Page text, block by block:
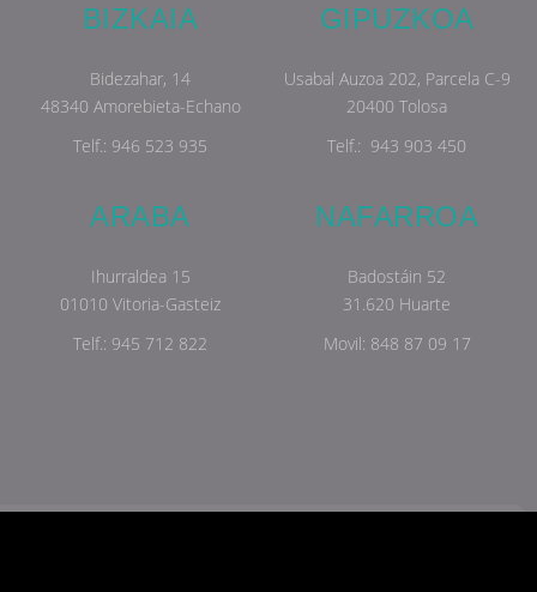
BIZKAIA
Bidezahar, 14
48340 Amorebieta-Echano
Telf.: 946 523 935
GIPUZKOA
Usabal Auzoa 202, Parcela C-9
20400 Tolosa
Telf.: 943 903 450
ARABA
Ihurraldea 15
01010 Vitoria-Gasteiz
Telf.: 945 712 822
NAFARROA
Badostáin 52
31.620 Huarte
Movil: 848 87 09 17